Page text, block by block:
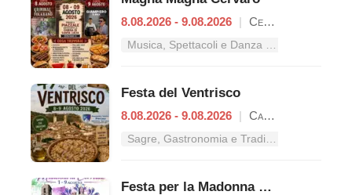
8.08.2026 - 9.08.2026 | Cervaro
Festa del Ventrisco
8.08.2026 - 9.08.2026 | Castelforte
Festa per la Madonna di Correano